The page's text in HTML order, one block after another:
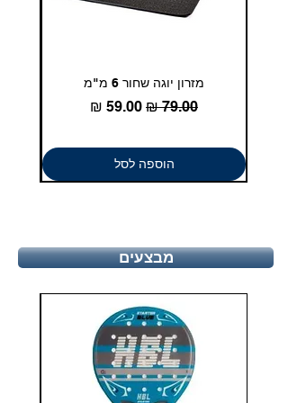
מזרון יוגה שחור 6 מ"מ
מחיר רגילמחיר מבצע
הוספה לסל
מבצעים